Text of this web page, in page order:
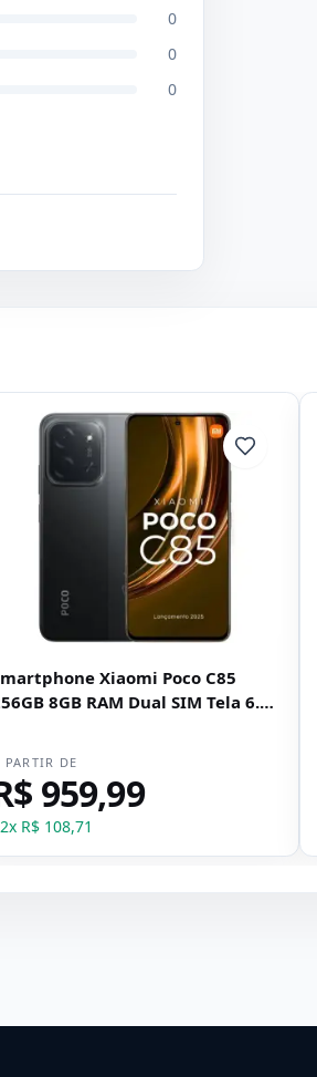
0
0
0
Xiaomi Poco C85
8GB RAM Dual SIM Tela 6.9"
PARTIR DE
959,99
x R$ 108,71